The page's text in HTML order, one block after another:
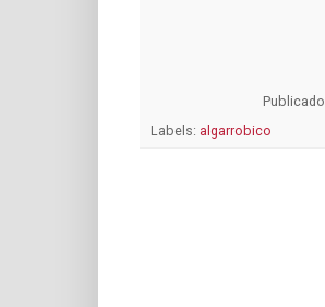
Publicado
Labels: algarrobico